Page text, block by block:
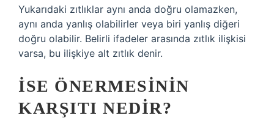
Yukarıdaki zıtlıklar aynı anda doğru olamazken,
aynı anda yanlış olabilirler veya biri yanlış diğeri
doğru olabilir. Belirli ifadeler arasında zıtlık ilişkisi
varsa, bu ilişkiye alt zıtlık denir.
İSE ÖNERMESININ
KARŞITI NEDIR?